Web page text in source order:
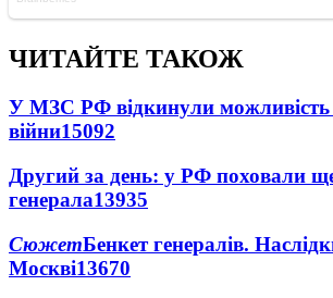
ЧИТАЙТЕ ТАКОЖ
У МЗС РФ відкинули можливість
війни15092
Другий за день: у РФ поховали
генерала13935
СюжетБенкет генералів.
Москві13670